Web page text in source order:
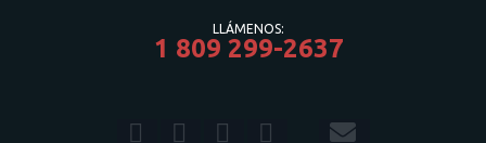
LLÁMENOS:
1 809 299-2637